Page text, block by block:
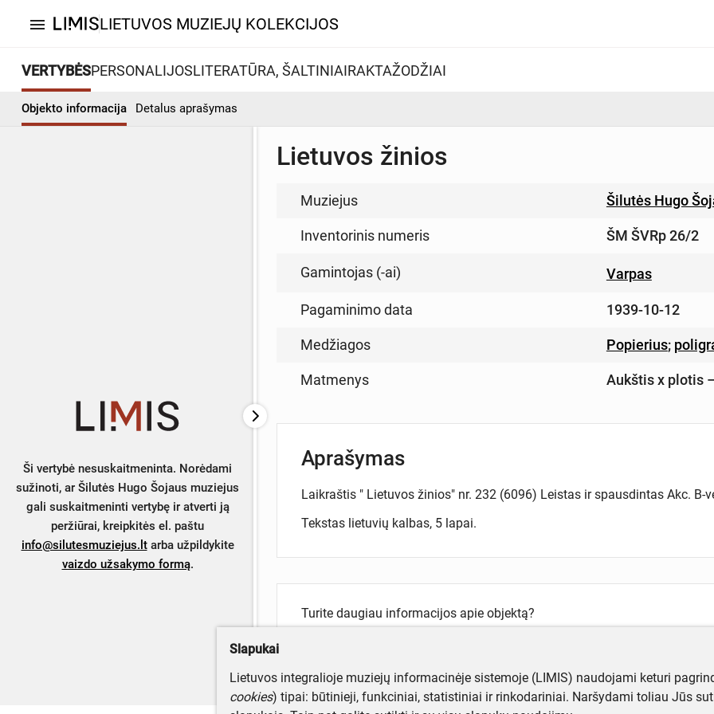
menu LIETUVOS MUZIEJŲ KOLEKCIJOS
VERTYBĖSPERSONALIJOSLITERATŪRA, ŠALTINIAIRAKTAŽODŽIAI
Objekto informacija Detalus aprašymas
Ši vertybė nesuskaitmeninta. Norėdami
sužinoti, ar Šilutės Hugo Šojaus muziejus
gali suskaitmeninti vertybę ir atverti ją
peržiūrai, kreipkitės el. paštu
info@silutesmuziejus.ltarba užpildykite
vaizdo užsakymo formą.
Lietuvos žinios
Muziejus Šilutės Hugo
Inventorinis numeris ŠM ŠVRp 26/2
Gamintojas (-ai) Varpas
Pagaminimo data 1939-10-12
Medžiagos Popierius;
Matmenys Aukštis x plotis
Aprašymas
Laikraštis " Lietuvos žinios" nr. 232 (6096) Leistas ir spausdintas Akc. B-
Tekstas lietuvių kalbas, 5 lapai.
Turite daugiau informacijos apie objektą?
Slapukai
Lietuvos integralioje muziejų informacinėje sistemoje (LIMIS) naudojami keturi
cookies) tipai: būtinieji, funkciniai, statistiniai ir rinkodariniai. Naršydami toliau Jūs